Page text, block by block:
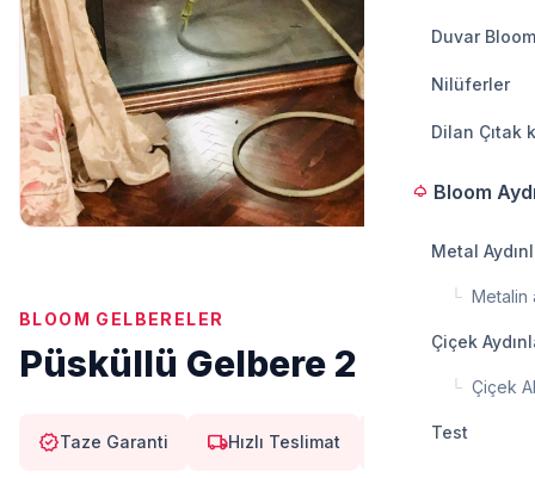
Duvar
Nilüferler
Dilan Çıtak
light Bloom
Metal
└ Metalin
Çiçek
└ Çiçek
Test
BLOOM GELBERELER
Püsküllü Gelbere 2
verifiedTaze Garanti local_shippingHızlı Teslimat Doğal